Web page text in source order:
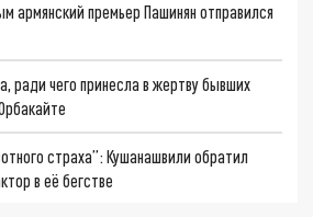
армянский премьер Пашинян отправился
ради чего принесла в жертву бывших
страха”: Кушанашвили обратил
в её бегстве